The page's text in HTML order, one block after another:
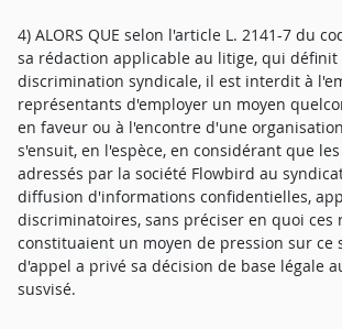
4) ALORS QUE selon l'article L. 2141-7 du
sa rédaction applicable au litige, qui
discrimination syndicale, il est interdit à
représentants d'employer un moyen
en faveur ou à l'encontre d'une
s'ensuit, en l'espèce, en considérant que
adressés par la société Flowbird au
diffusion d'informations confidentielles,
discriminatoires, sans préciser en quoi ces
constituaient un moyen de pression sur ce
d'appel a privé sa décision de base légale
susvisé.